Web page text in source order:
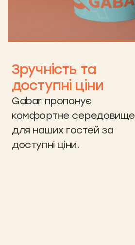
Зручність та
доступні ціни
Gabar пропонує
комфортне середовище
для наших гостей за
доступні ціни.